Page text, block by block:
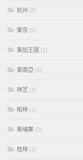
杭州 (8)
東京 (5)
東加王國 (1)
東南亞 (1)
林芝 (1)
柏林 (1)
柬埔寨 (2)
桂林 (2)